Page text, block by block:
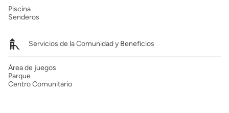
Piscina
Senderos
Servicios de la Comunidad y Beneficios
Área de juegos
Parque
Centro Comunitario